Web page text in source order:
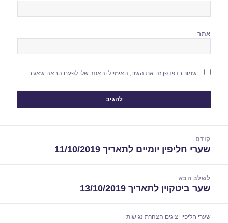
אתר
שמור בדפדפן זה את השם, האימייל והאתר שלי לפעם הבאה שאגיב.
קודם
הפוסט
שערי חליפין יומיים לתאריך 11/10/2019
לשלב הבא
הפוסט
שער ביטקוין לתאריך 13/10/2019
שערי חליפין יציגים הצהרת נגישות